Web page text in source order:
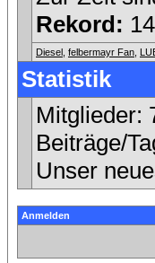
Rekord:
Diesel felbermayr Fan
Statistik
Mitglieder:
Beiträge/
Unser
Anmelden